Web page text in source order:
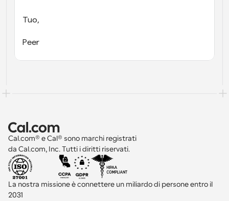
Tuo,
Peer
Cal.com® e Cal® sono marchi registrati
da Cal.com, Inc. Tutti i diritti riservati.
La nostra missione è connettere un miliardo di persone entro il
2031